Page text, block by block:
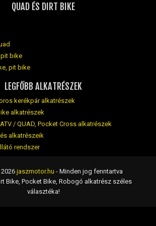
QUAD ÉS DIRT BIKE
bike
pit bike
LEGFŐBB ALKATRÉSZEK
kerékpár alkatrészek
alkatrészek
/ QUAD, Pocket Cross alkatrészek
alkatrészeik
rendszer
jaszmotor.hu - Minden jog fenntartva
Bike, Pocket Bike, Robogó alkatrész széles
választéka!